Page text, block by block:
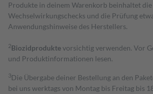
Produkte in deinem Warenkorb beinhaltet
Wechselwirkungschecks und die Prüfung
Anwendungshinweise des Herstellers.
2Biozidproduktevorsichtig verwenden. Vor
und Produktinformationen lesen.
3Die Übergabe deiner Bestellung an den
bei uns werktags von Montag bis Freitag bis